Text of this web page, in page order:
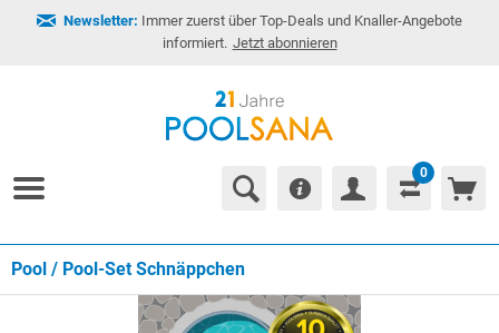
Newsletter: Immer zuerst über Top-Deals und Knaller-Angebote
informiert. Jetzt abonnieren
0
Pool / Pool-Set Schnäppchen